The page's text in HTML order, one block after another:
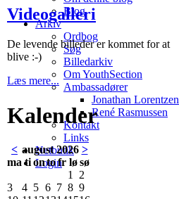
Blog
Arkiv
Ordbog
Søg
Billedarkiv
Om YouthSection
Ambassadører
Jonathan Lorentzen
René Rasmussen
Kontakt
Links
Netbutik
Login
Videogalleri
De levende billeder er kommet for at
blive :-)
Læs mere...
Kalender
< august 2026 >
ma ti onto fr løsø
1
2
3
4 5 6 7 8 9